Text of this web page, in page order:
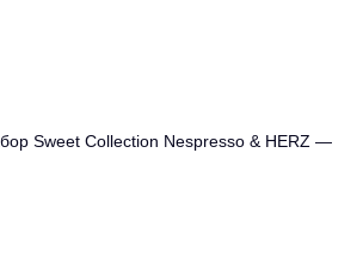
Sweet Collection Nespresso & HERZ —